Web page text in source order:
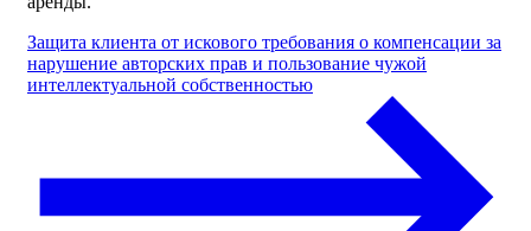
Защита клиента от искового требования о компенсации за
нарушение авторских прав и пользование чужой
интеллектуальной собственностью